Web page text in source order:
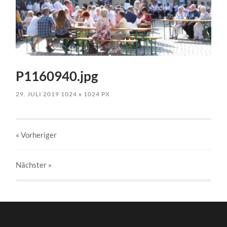
P1160940.jpg
29. JULI 2019 1024x 1024 PX
« Vorheriger
Nächster »